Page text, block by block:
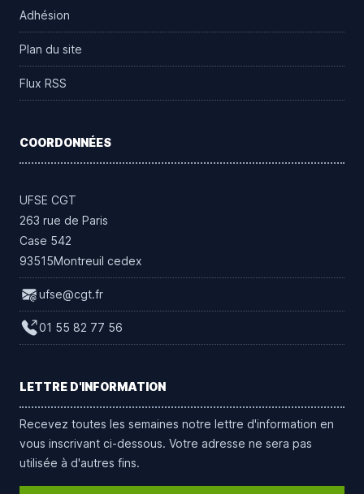
Adhésion
Plan du site
Flux RSS
COORDONNÉES
UFSE CGT
263 rue de Paris
Case 542
93515Montreuil cedex
ufse@cgt.fr
01 55 82 77 56
LETTRE D'INFORMATION
Recevez toutes les semaines notre lettre d'information en
vous inscrivant ci-dessous. Votre adresse ne sera pas
utilisée à d'autres fins.